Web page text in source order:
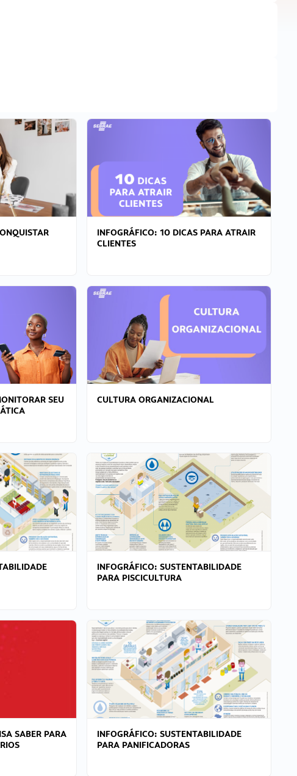
INFOGRÁFICO: 10 DICAS PARA ATRAIR
CLIENTES
SEU
CULTURA ORGANIZACIONAL
INFOGRÁFICO: SUSTENTABILIDADE
PARA PISCICULTURA
SABER PARA
INFOGRÁFICO: SUSTENTABILIDADE
PARA PANIFICADORAS